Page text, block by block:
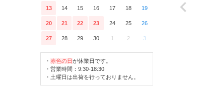
13 14 15 16 17 18 19
20 21 22 23 24 25 26
27 28 29 30 1 2 3
・ 赤色の日が休業日です。
・営業時間：9:30-18:30
・土曜日は出荷を行っておりません。